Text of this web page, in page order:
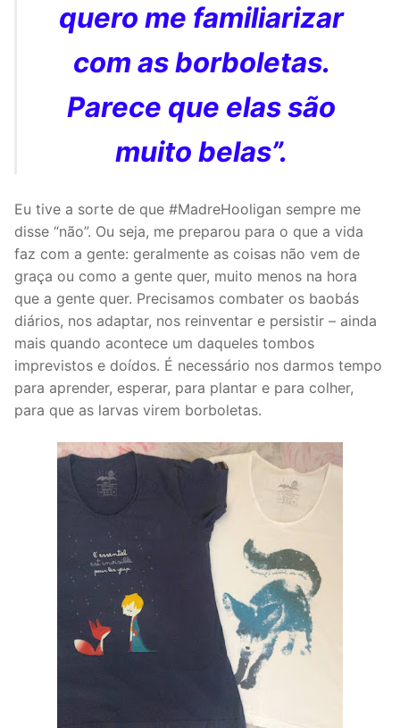
quero me familiarizar
com as borboletas.
Parece que elas são
muito belas”.
Eu tive a sorte de que #MadreHooligan sempre me
disse “não”. Ou seja, me preparou para o que a vida
faz com a gente: geralmente as coisas não vem de
graça ou como a gente quer, muito menos na hora
que a gente quer. Precisamos combater os baobás
diários, nos adaptar, nos reinventar e persistir – ainda
mais quando acontece um daqueles tombos
imprevistos e doídos. É necessário nos darmos tempo
para aprender, esperar, para plantar e para colher,
para que as larvas virem borboletas.